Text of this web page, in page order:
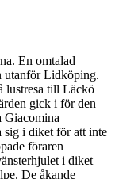
En omtalad
utanför Lidköping.
lustresa till Läckö
gick i för den
Giacomina
sig i diket för att inte
föraren
i diket
De åkande